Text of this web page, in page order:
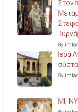
Στον
By
Ιερά
By